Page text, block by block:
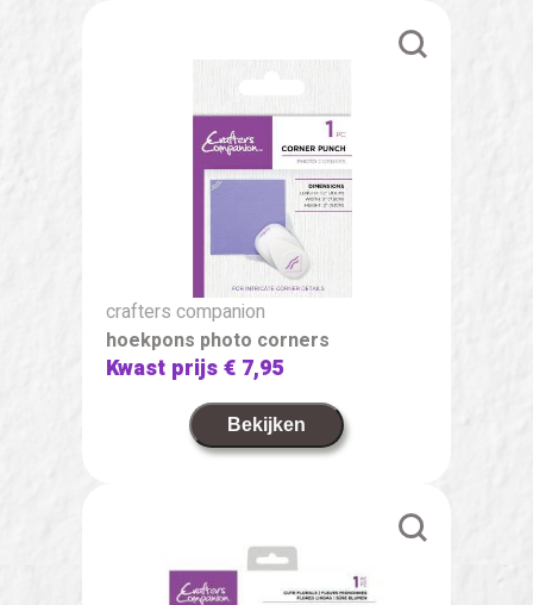
crafters companion
hoekpons photo corners
Kwast prijs€ 7,95
Bekijken